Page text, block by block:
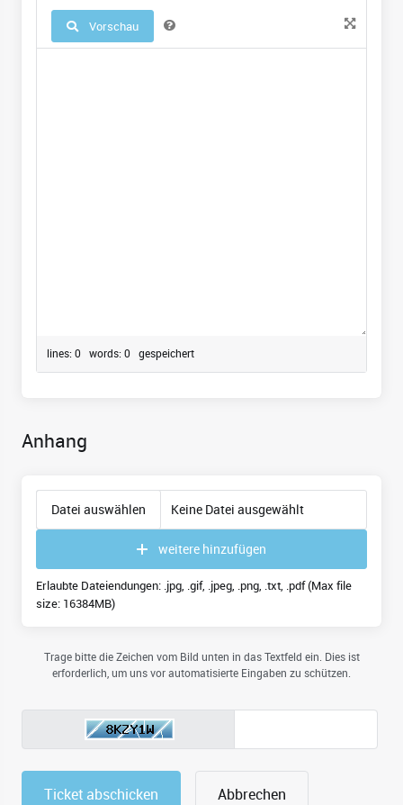
Vorschau
lines: 0 words: 0 gespeichert
Anhang
Datei auswählen Keine Datei ausgewählt
weitere hinzufügen
Erlaubte Dateiendungen: .jpg, .gif, .jpeg, .png, .txt, .pdf (Max file
size: 16384MB)
Trage bitte die Zeichen vom Bild unten in das Textfeld ein. Dies ist
erforderlich, um uns vor automatisierte Eingaben zu schützen.
Abbrechen